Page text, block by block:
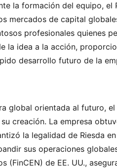
la formación del equipo,
mercados de capital
profesionales quienes
la idea a la acción,
desarrollo futuro de la
global orientada al futuro,
creación. La empresa
la legalidad de Riesda
sus operaciones
(FinCEN) de EE. UU.,